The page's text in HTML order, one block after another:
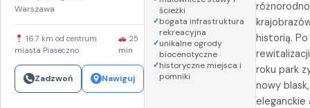
Warszawa
16.7 km od centrum
miasta Piaseczno
25
min
Zadzwoń Nawiguj
ścieżki
bogata infrastruktura
rekreacyjna
unikalne ogrody
biocenotyczne
historyczne miejsca i
pomniki
historią. Po
roku park
nowy
eleganckie